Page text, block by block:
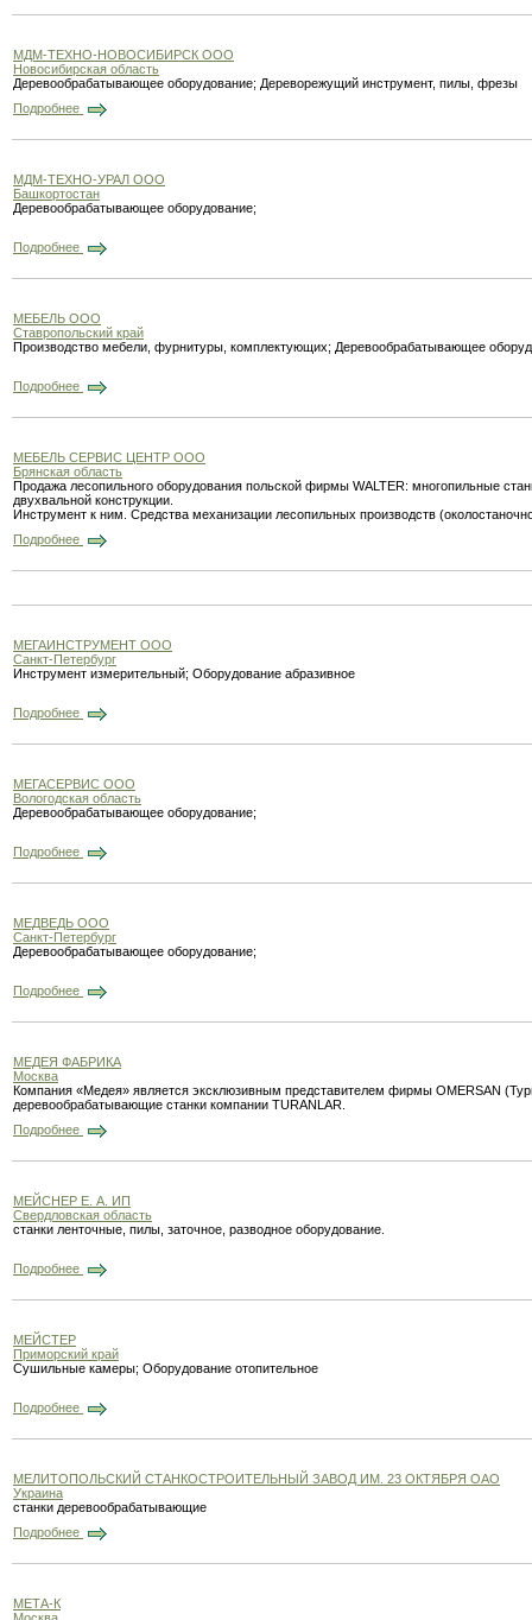
МДМ-ТЕХНО-НОВОСИБИРСК ООО
Новосибирская область
Деревообрабатывающее оборудование; Дереворежущий инструмент, пилы, фрезы
Подробнее
МДМ-ТЕХНО-УРАЛ ООО
Башкортостан
Деревообрабатывающее оборудование;
Подробнее
МЕБЕЛЬ ООО
Ставропольский край
Производство мебели, фурнитуры, комплектующих; Деревообрабатывающее
Подробнее
МЕБЕЛЬ СЕРВИС ЦЕНТР ООО
Брянская область
Продажа лесопильного оборудования польской фирмы WALTER: многопильные
двухвальной конструкции.
Инструмент к ним. Средства механизации лесопильных производств
Подробнее
МЕГАИНСТРУМЕНТ ООО
Санкт-Петербург
Инструмент измерительный; Оборудование абразивное
Подробнее
МЕГАСЕРВИС ООО
Вологодская область
Деревообрабатывающее оборудование;
Подробнее
МЕДВЕДЬ ООО
Санкт-Петербург
Деревообрабатывающее оборудование;
Подробнее
МЕДЕЯ ФАБРИКА
Москва
Компания «Медея» является эксклюзивным представителем фирмы OMERSAN
деревообрабатывающие станки компании TURANLAR.
Подробнее
МЕЙСНЕР Е. А. ИП
Свердловская область
станки ленточные, пилы, заточное, разводное оборудование.
Подробнее
МЕЙСТЕР
Приморский край
Сушильные камеры; Оборудование отопительное
Подробнее
МЕЛИТОПОЛЬСКИЙ СТАНКОСТРОИТЕЛЬНЫЙ ЗАВОД ИМ. 23 ОКТЯБРЯ ОАО
Украина
станки деревообрабатывающие
Подробнее
МЕТА-К